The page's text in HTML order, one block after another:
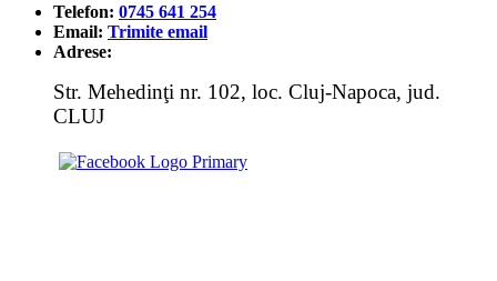
Telefon: 0745 641 254
Email: Trimite email
Adrese:
Str. Mehedinţi nr. 102, loc. Cluj-Napoca, jud.
CLUJ